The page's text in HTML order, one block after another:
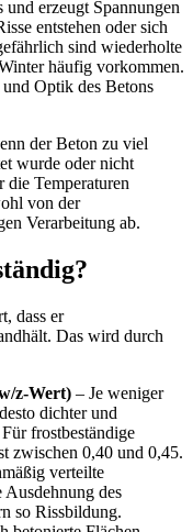
und erzeugt Spannungen
entstehen oder sich
sind wiederholte
häufig vorkommen.
Optik des Betons
der Beton zu viel
wurde oder nicht
die Temperaturen
von der
Verarbeitung ab.
dass er
Das wird durch
z-Wert) – Je weniger
dichter und
frostbeständige
zwischen 0,40 und 0,45.
verteilte
des
so Rissbildung.